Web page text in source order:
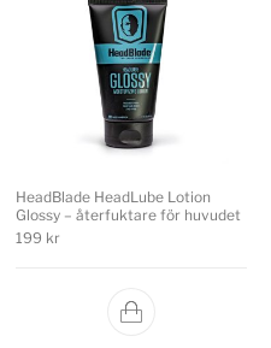
HeadBlade HeadLube Lotion
Glossy – återfuktare för huvudet
199 kr